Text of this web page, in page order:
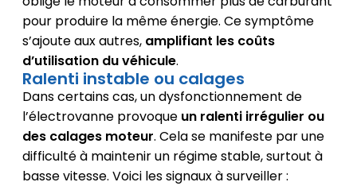
pour produire la même énergie. Ce symptôme
s’ajoute aux autres, amplifiant les coûts
d’utilisation du véhicule.
Ralenti instable ou calages
Dans certains cas, un dysfonctionnement de
l’électrovanne provoque un ralenti irrégulier ou
des calages moteur. Cela se manifeste par une
difficulté à maintenir un régime stable, surtout à
basse vitesse. Voici les signaux à surveiller :